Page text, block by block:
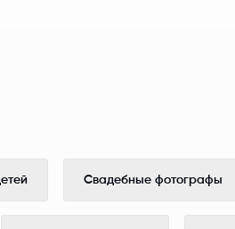
Свадебные фотографы